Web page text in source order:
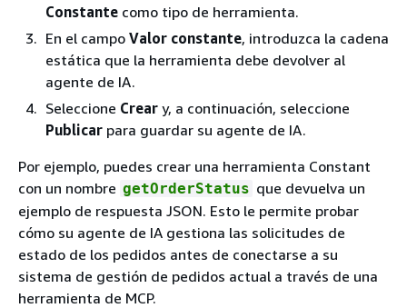
Constante como tipo de herramienta.
En el campo Valor constante, introduzca la cadena
estática que la herramienta debe devolver al
agente de IA.
Seleccione Crear y, a continuación, seleccione
Publicar para guardar su agente de IA.
Por ejemplo, puedes crear una herramienta Constant
con un nombre getOrderStatus que devuelva un
ejemplo de respuesta JSON. Esto le permite probar
cómo su agente de IA gestiona las solicitudes de
estado de los pedidos antes de conectarse a su
sistema de gestión de pedidos actual a través de una
herramienta de MCP.